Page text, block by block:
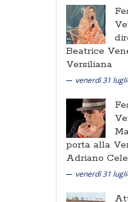
Beatrice
Versiliana
venerdì 31
porta alla
Adriano
venerdì 31